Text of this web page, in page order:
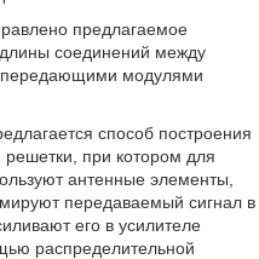
предлагаемое
соединений между
модулями
способ построения
при котором для
антенные элементы,
передаваемый сигнал в
его в усилителе
распределительной